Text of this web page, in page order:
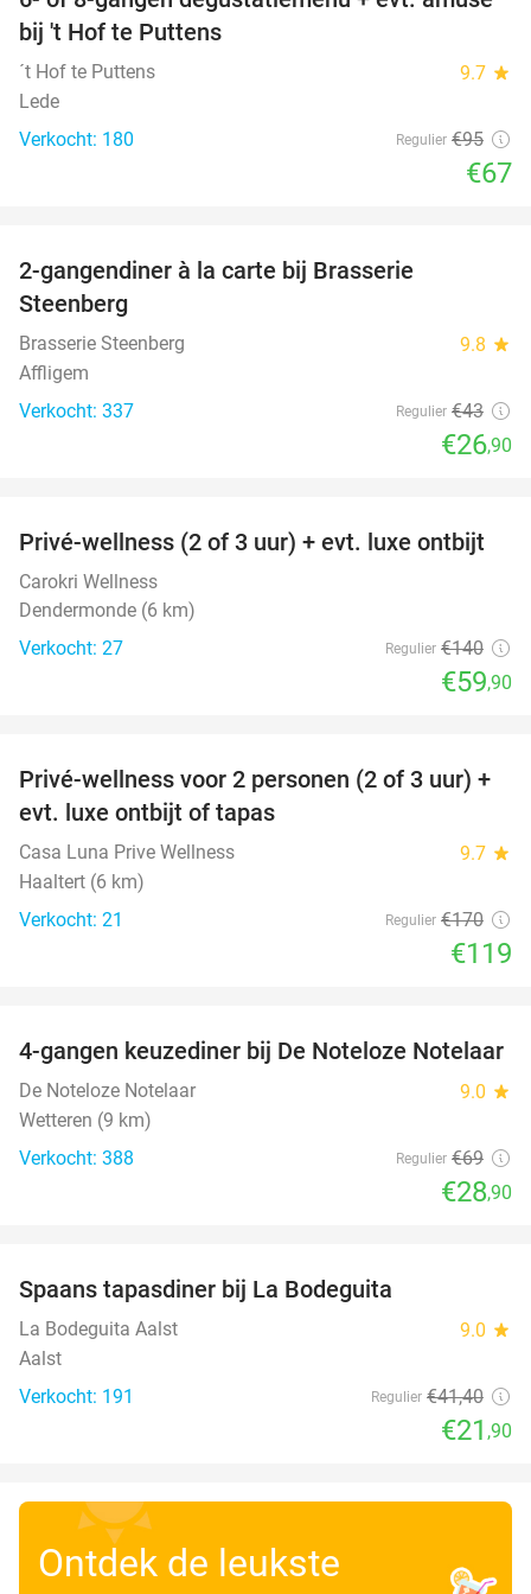
bij 't Hof te Puttens
´t Hof te Puttens 9.7 star
Lede
Verkocht: 180
Regulier €95
€67
2-gangendiner à la carte bij Brasserie
Steenberg
Brasserie Steenberg 9.8 star
Affligem
Verkocht: 337
Regulier €43
€26,90
57%
Privé-wellness (2 of 3 uur) + evt. luxe ontbijt
Carokri Wellness
Dendermonde (6 km)
Verkocht: 27
Regulier €140
€59,90
30%
Privé-wellness voor 2 personen (2 of 3 uur) +
evt. luxe ontbijt of tapas
Casa Luna Prive Wellness 9.7 star
Haaltert (6 km)
Verkocht: 21
Regulier €170
€119
58%
4-gangen keuzediner bij De Noteloze Notelaar
De Noteloze Notelaar 9.0 star
Wetteren (9 km)
Verkocht: 388
Regulier €69
€28,90
Spaans tapasdiner bij La Bodeguita
La Bodeguita Aalst 9.0 star
Aalst
Verkocht: 191
Regulier €41,40
€21 ,90
Ontdek de leukste